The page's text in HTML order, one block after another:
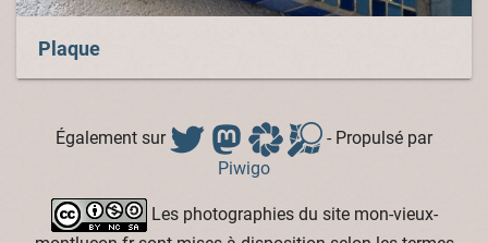
Plaque
Également sur
- Propulsé par
Piwigo
Les photographies du site mon-vieux-